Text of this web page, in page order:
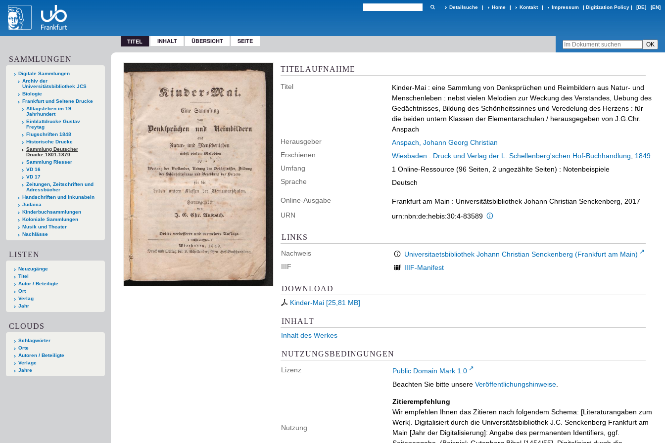
Detailsuche | Home | Kontakt | Impressum | Digitization Policy | [DE] [EN]
TITEL INHALT ÜBERSICHT SEITE
SAMMLUNGEN
Digitale Sammlungen
Archiv der
Universitätsbibliothek JCS
Biologie
Frankfurt und Seltene Drucke
Alltagsleben im 19.
Jahrhundert
Einblattdrucke Gustav
Freytag
Flugschriften 1848
Historische Drucke
Sammlung Deutscher
Drucke 1801-1870
Sammlung Riesser
VD 16
VD 17
Zeitungen, Zeitschriften und
Adressbücher
Handschriften und Inkunabeln
Judaica
Kinderbuchsammlungen
Koloniale Sammlungen
Musik und Theater
Nachlässe
LISTEN
Neuzugänge
Titel
Autor / Beteiligte
Ort
Verlag
Jahr
CLOUDS
Schlagwörter
Orte
Autoren / Beteiligte
Verlage
Jahre
TITELAUFNAHME
Titel Kinder-Mai : eine Sammlung von Denksprüchen und Reimbildern aus Natur- und
Menschenleben : nebst vielen Melodien zur Weckung des Verstandes, Uebung des
Gedächtnisses, Bildung des Schönheitssinnes und Veredelung des Herzens : für
die beiden untern Klassen der Elementarschulen / herausgegeben von J.G.Chr.
Anspach
Herausgeber
Anspach, Johann Georg Christian
Erschienen
Wiesbaden : Druck und Verlag der L. Schellenberg'schen Hof-Buchhandlung
1849
Umfang
1 Online-Ressource (96 Seiten, 2 ungezählte Seiten) : Notenbeispiele
Sprache
Deutsch
Online-Ausgabe
Frankfurt am Main : Universitätsbibliothek Johann Christian Senckenberg, 2017
URN
urn:nbn:de:hebis:30:4-83589
LINKS
Nachweis
Universitaetsbibliothek Johann Christian Senckenberg (Frankfurt am Main)
IIIF
IIIF-Manifest
DOWNLOAD
Kinder-Mai [25,81 MB]
INHALT
Inhalt des Werkes
NUTZUNGSBEDINGUNGEN
Lizenz Public Domain Mark 1.0
Nutzung
Beachten Sie bitte unsere Veröffentlichungshinweise
Zitierempfehlung
Wir empfehlen Ihnen das Zitieren nach folgendem Schema: [Literaturangaben zum
Werk]. Digitalisiert durch die Universitätsbibliothek J.C. Senckenberg Frankfurt am
Main [Jahr der Digitalisierung]: Angabe des permanenten Identifiers, ggf.